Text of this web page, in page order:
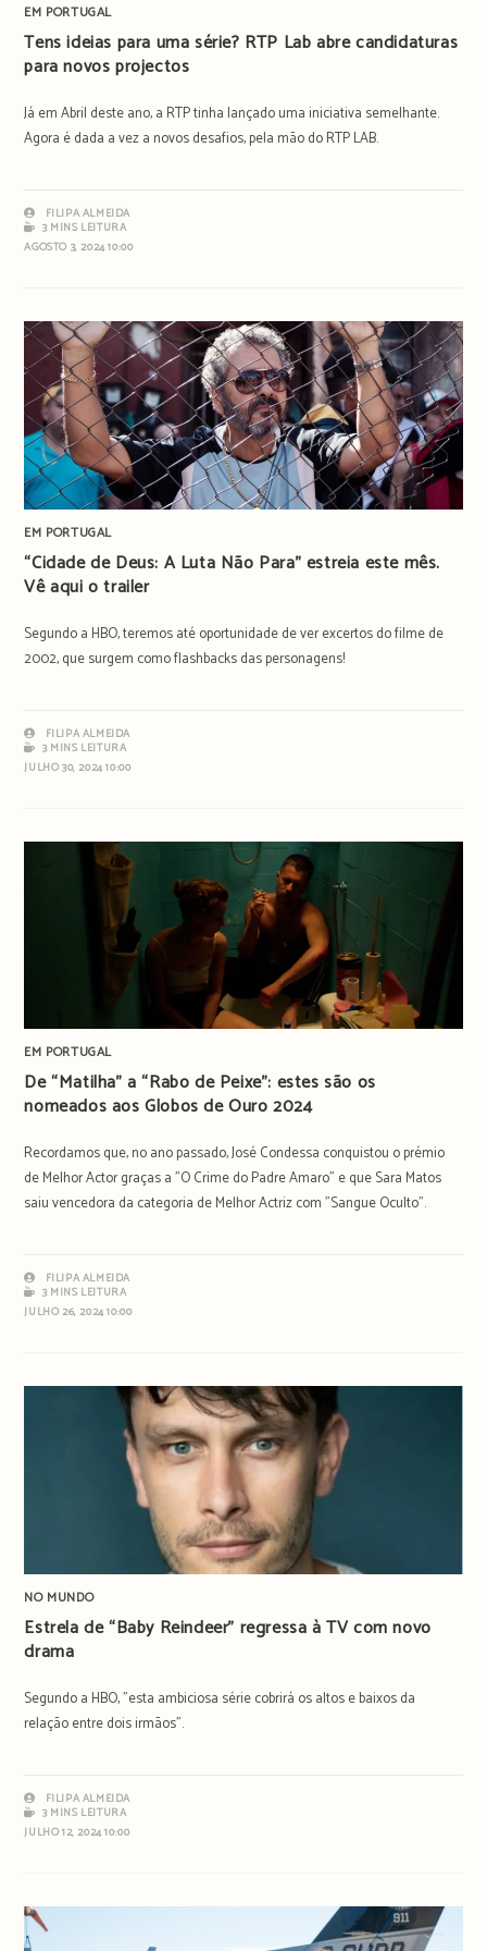
EM PORTUGAL
Tens ideias para uma série? RTP Lab abre candidaturas
para novos projectos
Já em Abril deste ano, a RTP tinha lançado uma iniciativa semelhante.
Agora é dada a vez a novos desafios, pela mão do RTP LAB.
FILIPA ALMEIDA
3 MINS LEITURA
AGOSTO 3, 2024 10:00
EM PORTUGAL
“Cidade de Deus: A Luta Não Para” estreia este mês.
Vê aqui o trailer
Segundo a HBO, teremos até oportunidade de ver excertos do filme de
2002, que surgem como flashbacks das personagens!
FILIPA ALMEIDA
3 MINS LEITURA
JULHO 30, 2024 10:00
EM PORTUGAL
De “Matilha” a “Rabo de Peixe”: estes são os
nomeados aos Globos de Ouro 2024
Recordamos que, no ano passado, José Condessa conquistou o prémio
de Melhor Actor graças a "O Crime do Padre Amaro" e que Sara Matos
saiu vencedora da categoria de Melhor Actriz com "Sangue Oculto".
FILIPA ALMEIDA
3 MINS LEITURA
JULHO 26, 2024 10:00
NO MUNDO
Estrela de “Baby Reindeer” regressa à TV com novo
drama
Segundo a HBO, "esta ambiciosa série cobrirá os altos e baixos da
relação entre dois irmãos".
FILIPA ALMEIDA
3 MINS LEITURA
JULHO 12, 2024 10:00